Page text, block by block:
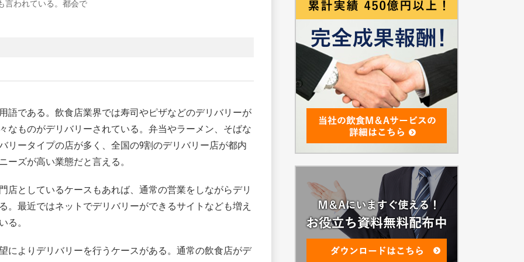
言われている。都会で
語である。飲食店業界では寿司やピザなどのデリバリーが
なものがデリバリーされている。弁当やラーメン、そばな
リータイプの店が多く、全国の9割のデリバリー店が都内
ーズが高い業態だと言える。
店としているケースもあれば、通常の営業をしながらデリ
。最近ではネットでデリバリーができるサイトなども増え
る。
によりデリバリーを行うケースがある。通常の飲食店がデ